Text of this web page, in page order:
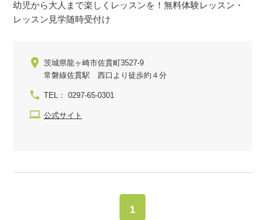
幼児から大人まで楽しくレッスンを！無料体験レッスン・
レッスン見学随時受付け
茨城県龍ヶ崎市佐貫町3527-9
常磐線佐貫駅 西口より徒歩約４分
TEL： 0297-65-0301
公式サイト
1